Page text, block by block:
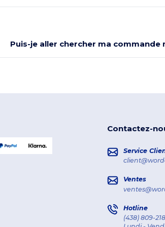
Puis-je aller chercher ma commande
Contactez-
Service
Ventes
Hotline
(438) 809-